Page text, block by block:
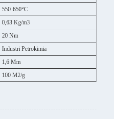
550-650°C
0,63 Kg/m3
20 Nm
Industri Petrokimia
1,6 Mm
100 M2/g